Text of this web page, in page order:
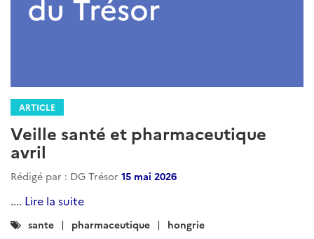
ARTICLE
Veille santé et pharmaceutique
avril
Rédigé par : DG Trésor 15 mai 2026
.... Lire la suite
Catégories
sante pharmaceutique hongrie